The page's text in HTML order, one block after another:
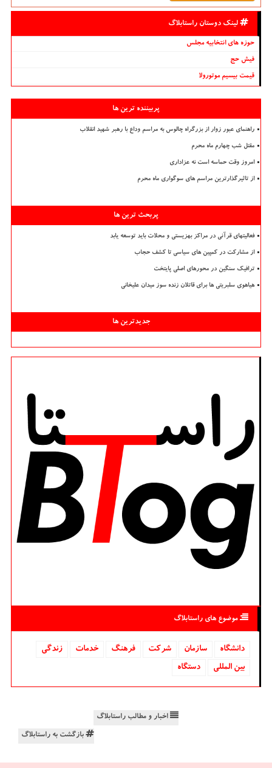
لینک دوستان راستابلاگ
حوزه های انتخابیه مجلس
فیش حج
قیمت بیسیم موتورولا
پربیننده ترین ها
راهنمای عبور زوار از بزرگراه چالوس به مراسم وداع با رهبر شهید انقلاب
مقتل شب چهارم ماه محرم
امروز وقت حماسه است نه عزاداری
از تاثیرگذارترین مراسم های سوگواری ماه محرم
پربحث ترین ها
فعالیتهای قرآنی در مراکز بهزیستی و محلات باید توسعه یابد
از مشارکت در کمپین های سیاسی تا کشف حجاب
ترافیک سنگین در محورهای اصلی پایتخت
هیاهوی سلبریتی ها برای قاتلان زنده سوز میدان علیخانی
جدیدترین ها
موضوع های راستابلاگ
دانشگاه‌ سازمان شركت فرهنگ خدمات
زندگی
بین المللی
دستگاه
اخبار و مطالب راستابلاگ
بازگشت به راستابلاگ